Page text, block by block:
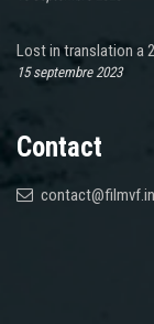
Lost in translation a
15 septembre 2023
Contact